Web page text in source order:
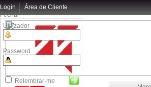
Login
Fechar
Utilizador
Password
Relembrar-me
Área de Cliente